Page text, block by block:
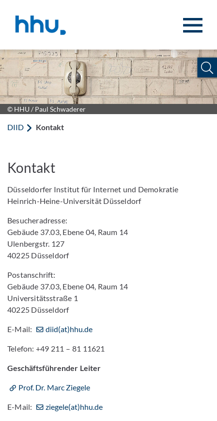
© HHU / Paul Schwaderer
DIID Kontakt
Kontakt
Düsseldorfer Institut für Internet und Demokratie
Heinrich-Heine-Universität Düsseldorf
Besucheradresse:
Gebäude 37.03, Ebene 04, Raum 14
Ulenbergstr. 127
40225 Düsseldorf
Postanschrift:
Gebäude 37.03, Ebene 04, Raum 14
Universitätsstraße 1
40225 Düsseldorf
E-Mail: diid(at)hhu.de
Telefon: +49 211 – 81 11621
Geschäftsführender Leiter
Prof. Dr. Marc Ziegele
E-Mail: ziegele(at)hhu.de